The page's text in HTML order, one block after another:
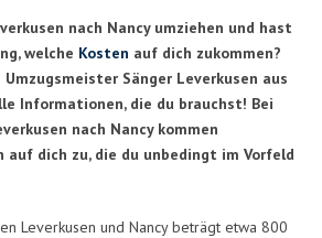
nach Nancy umziehen und hast
welche Kosten auf dich zukommen?
Umzugsmeister Sänger Leverkusen aus
Informationen, die du brauchst! Bei
nach Nancy kommen
auf dich zu, die du unbedingt im Vorfeld
Leverkusen und Nancy beträgt etwa 800